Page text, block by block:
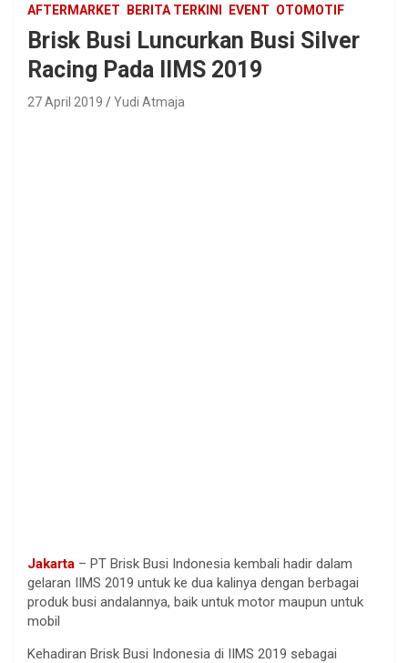
AFTERMARKET BERITA TERKINI EVENT OTOMOTIF
Brisk Busi Luncurkan Busi Silver
Racing Pada IIMS 2019
27 April 2019 Yudi Atmaja
Jakarta – PT Brisk Busi Indonesia kembali hadir dalam
gelaran IIMS 2019 untuk ke dua kalinya dengan berbagai
produk busi andalannya, baik untuk motor maupun untuk
mobil
Kehadiran Brisk Busi Indonesia di IIMS 2019 sebagai